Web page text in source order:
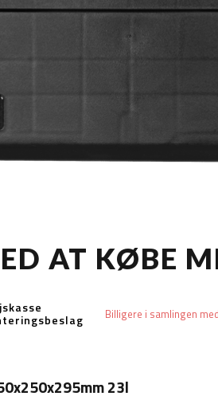
AT KØBE
Billigere i samlingen
23l